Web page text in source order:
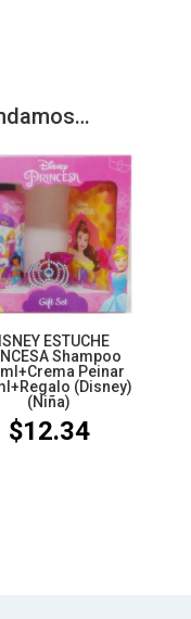
ESTUCHE
Shampoo
Peinar
(Disney)
(Niña)
$12.34